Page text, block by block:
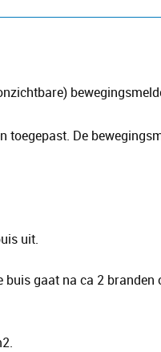
De
uit.
buis gaat na ca 2